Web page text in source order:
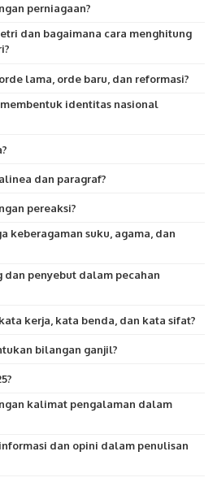
perniagaan?
dan bagaimana cara menghitung
lama, orde baru, dan reformasi?
identitas nasional
dan paragraf?
pereaksi?
keberagaman suku, agama, dan
penyebut dalam pecahan
kerja, kata benda, dan kata sifat?
bilangan ganjil?
kalimat pengalaman dalam
dan opini dalam penulisan